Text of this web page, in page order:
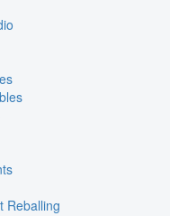
Reballing